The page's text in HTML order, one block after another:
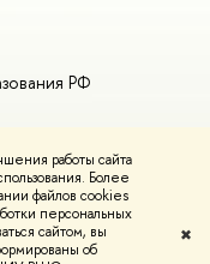
работы сайта
Более
файлов cookies
персональных
сайтом, вы
об
✖
РФ
Условия